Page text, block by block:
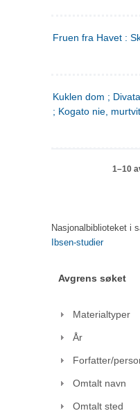
Fruen fra Havet :
Kuklen dom ;
; Kogato nie,
1–10
Nasjonalbiblioteket i
Ibsen-studier
Avgrens søket
Materialtyper
År
Forfatter/
Omtalt navn
Omtalt sted